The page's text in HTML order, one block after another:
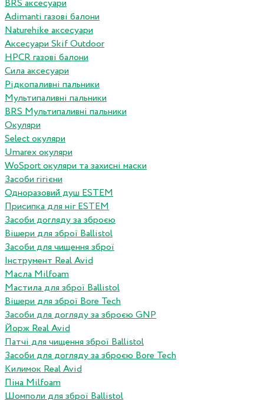
BRS аксесуари
Adimanti газові балони
Naturehike аксесуари
Аксесуари Skif Outdoor
HPCR газові балони
Сила аксесуари
Рідкопаливні пальники
Мультипаливні пальники
BRS Мультипаливні пальники
Окуляри
Select окуляри
Umarex окуляри
WoSport окуляри та захисні маски
Засоби гігієни
Одноразовий душ ESTEM
Присипка для ніг ESTEM
Засоби догляду за зброєю
Вішери для зброї Ballistol
Засоби для чищення зброї
Інструмент Real Avid
Масла Milfoam
Мастила для зброї Ballistol
Вішери для зброї Bore Tech
Засоби для догляду за зброєю GNP
Йорж Real Avid
Патчі для чищення зброї Ballistol
Засоби для догляду за зброєю Bore Tech
Килимок Real Avid
Піна Milfoam
Шомполи для зброї Ballistol